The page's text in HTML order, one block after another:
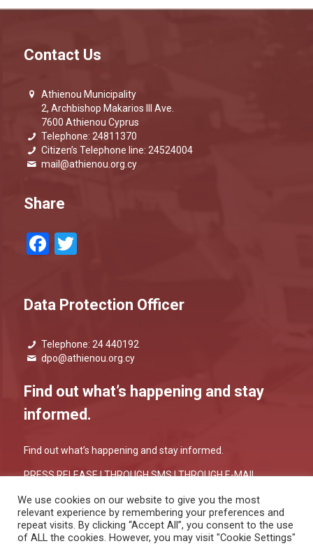
Contact Us
Athienou Municipality
2, Archbishop Makarios III Ave.
7600 Athienou Cyprus
Telephone: 24811370
Citizen’s Telephone line: 24524004
mail@athienou.org.cy
Share
Facebook
Twitter
Data Protection Officer
Telephone: 24 440192
dpo@athienou.org.cy
Find out what’s happening and stay
informed.
Find out what’s happening and stay informed.
PRESS RELEASE |THROUGH SMS|THROUGH E-MAIL
We use cookies on our website to give you the most
relevant experience by remembering your preferences and
repeat visits. By clicking “Accept All”, you consent to the use
of ALL the cookies. However, you may visit "Cookie Settings"